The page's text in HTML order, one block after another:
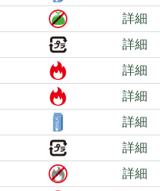
詳細
詳細
詳細
詳細
詳細
詳細
詳細